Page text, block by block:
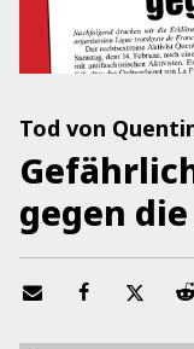
Tod von
gegen